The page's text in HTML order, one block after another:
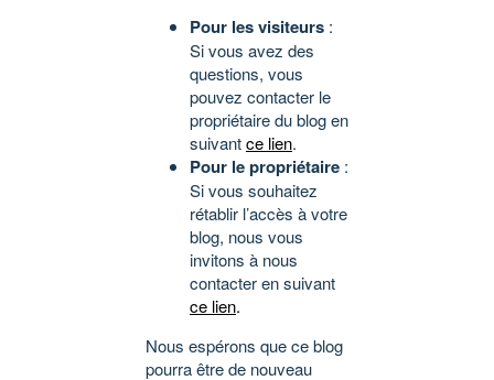
Pour les visiteurs :
Si vous avez des
questions, vous
pouvez contacter le
propriétaire du blog en
suivantce lien.
Pour le propriétaire :
Si vous souhaitez
rétablir l’accès à votre
blog, nous vous
invitons à nous
contacter en suivant
ce lien.
Nous espérons que ce blog
pourra être de nouveau